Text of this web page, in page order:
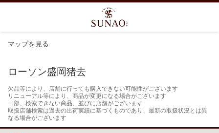
マップを見る
ローソン盛岡猪去
欠品等により、店舗に行っても購入できない可能性がございます
リニューアル等により、商品が変更になる場合がございます
一部、検索できない商品、並びに店舗がございます
取扱店舗検索は過去の出荷実績に基づくものであり、最新の取扱状況とは異
なる場合がございます